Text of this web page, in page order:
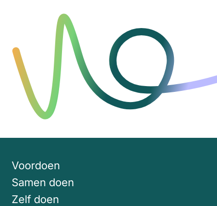
Voordoen
Samen doen
Zelf doen